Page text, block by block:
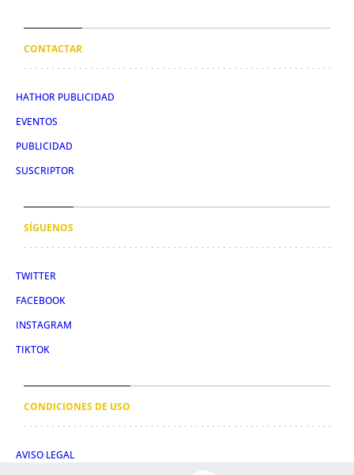
CONTACTAR
HATHOR PUBLICIDAD
EVENTOS
PUBLICIDAD
SUSCRIPTOR
SÍGUENOS
TWITTER
FACEBOOK
INSTAGRAM
TIKTOK
CONDICIONES DE USO
AVISO LEGAL